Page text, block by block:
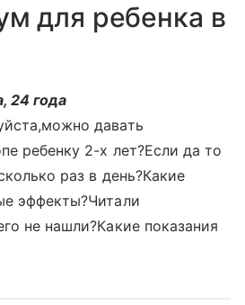
для ребенка в
24 года
давать
ребенку 2-х лет?Если да то
раз в день?Какие
эффекты?Читали
не нашли?Какие показания